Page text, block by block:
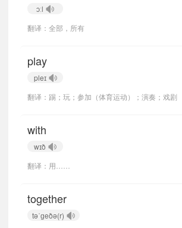
ɔːl
翻译：全部，所有
play
pleɪ
翻译：踢；玩；参加（体育运动）；演奏；戏剧
with
wɪð
翻译：用……
together
təˈɡeðə(r)